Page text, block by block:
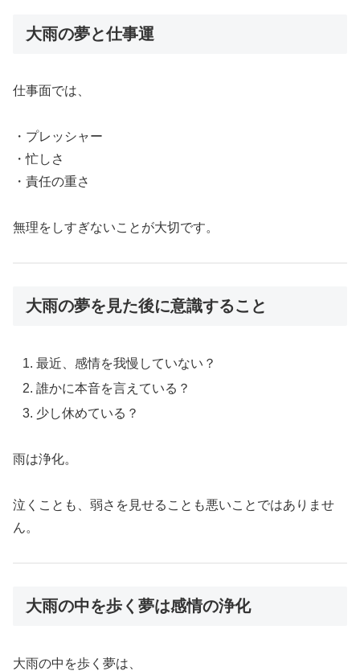
大雨の夢と仕事運
仕事面では、
・プレッシャー
・忙しさ
・責任の重さ
無理をしすぎないことが大切です。
大雨の夢を見た後に意識すること
最近、感情を我慢していない？
誰かに本音を言えている？
少し休めている？
雨は浄化。
泣くことも、弱さを見せることも悪いことではありませ
ん。
大雨の中を歩く夢は感情の浄化
大雨の中を歩く夢は、